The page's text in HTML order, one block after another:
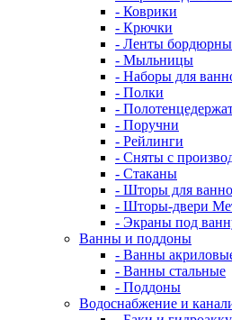
- Коврики
- Крючки
- Ленты
- Мыльницы
- Наборы для
- Полки
-
- Поручни
- Рейлинги
- Сняты с
- Стаканы
- Шторы для
- Шторы-двери
- Экраны под
Ванны и поддоны
- Ванны
- Ванны стальные
- Поддоны
Водоснабжение и